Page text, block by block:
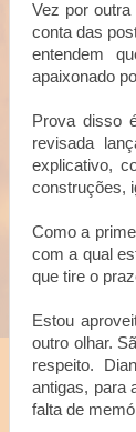
Vez por
conta das
entendem
apaixonado
Prova disso
revisada
explicativo,
construções,
Como a
com a qual
que tire o
Estou
outro olhar.
respeito.
antigas, para
falta de